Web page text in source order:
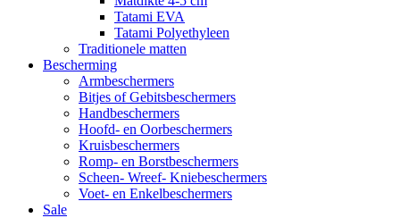
Tatami EVA
Tatami Polyethyleen
Traditionele matten
Bescherming
Armbeschermers
Bitjes of Gebitsbeschermers
Handbeschermers
Hoofd- en Oorbeschermers
Kruisbeschermers
Romp- en Borstbeschermers
Scheen- Wreef- Kniebeschermers
Voet- en Enkelbeschermers
Sale